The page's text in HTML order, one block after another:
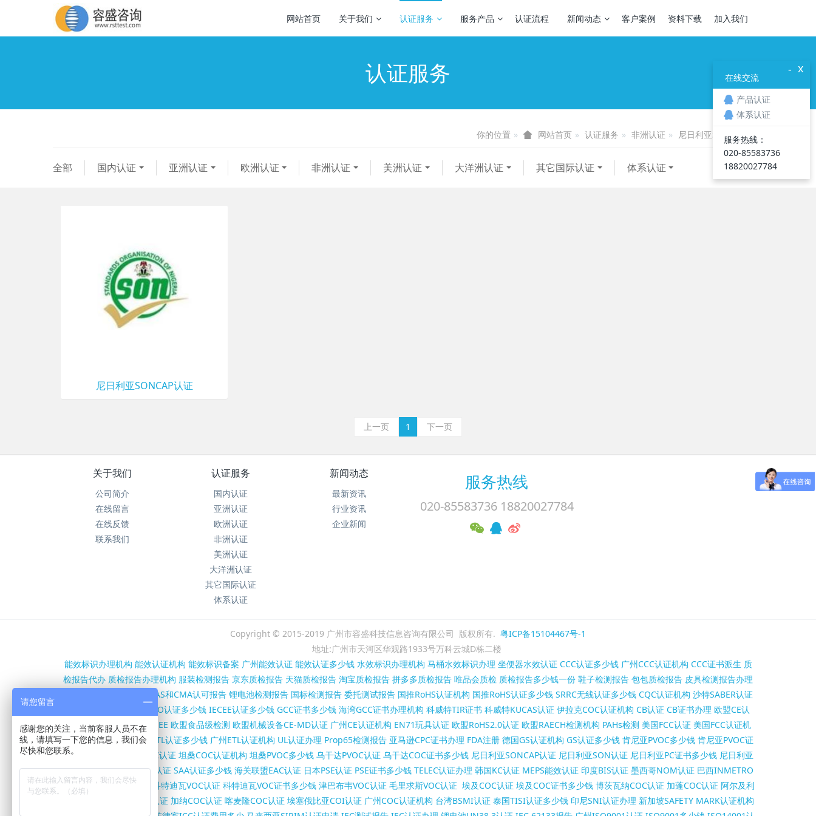
网站首页 关于我们 认证服务 服务产品 认证流程 新闻动态 客户案例 资料下载 加入我们
认证服务
你的位置 网站首页 认证服务 非洲认证 尼日利亚SONCAP认证
全部 国内认证 亚洲认证 欧洲认证 非洲认证 美洲认证 大洋洲认证 其它国际认证 体系认证
尼日利亚SONCAP认证
上一页 1 下一页
关于我们
公司简介
在线留言
在线反馈
联系我们
认证服务
国内认证
亚洲认证
欧洲认证
非洲认证
美洲认证
大洋洲认证
其它国际认证
体系认证
新闻动态
最新资讯
行业资讯
企业新闻
服务热线
020-85583736 18820027784
Copyright © 2015-2019 广州市容盛科技信息咨询有限公司 版权所有. 粤ICP备15104467号-1
地址:广州市天河区华观路1933号万科云城D栋二楼
能效标识办理机构 能效认证机构 能效标识备案 广州能效认证 能效认证多少钱 水效标识办理机构 马桶水效标识办理 坐便器水效认证 CCC认证多少钱 广州CCC认证机构 CCC证书派生 质
检报告代办 质检报告办理机构 服装检测报告 京东质检报告 天猫质检报告 淘宝质检报告 拼多多质检报告 唯品会质检 质检报告多少钱一份 鞋子检测报告 包包质检报告 皮具检测报告办理
CNAS和CMA认可报告 锂电池检测报告 国标检测报告 委托测试报告 国推RoHS认证机构 国推RoHS认证多少钱 SRRC无线认证多少钱 CQC认证机构 沙特SABER认证
SASO认证多少钱 IECEE认证多少钱 GCC证书多少钱 海湾GCC证书办理机构 科威特TIR证书 科威特KUCAS认证 伊拉克COC认证机构 CB认证 CB证书办理 欧盟CE认
证
欧盟RED认证 欧盟WEEE 欧盟食品级检测 欧盟机械设备CE-MD认证 广州CE认证机构 EN71玩具认证 欧盟RoHS2.0认证 欧盟RAECH检测机构 PAHs检测 美国FCC认证 美国FCC认证机
构 FCC证书多少钱 北美ETL认证多少钱 广州ETL认证机构 UL认证办理 Prop65检测报告 亚马逊CPC证书办理 FDA注册 德国GS认证机构 GS认证多少钱 肯尼亚PVOC多少钱 肯尼亚PVOC证
书办理机构
坦桑尼亚COC认证 坦桑COC认证机构 坦桑PVOC多少钱 乌干达PVOC认证 乌干达COC证书多少钱 尼日利亚SONCAP认证 尼日利亚SON认证 尼日利亚PC证书多少钱 尼日利亚
SC证书多少钱 澳洲RCM认证 SAA认证多少钱 海关联盟EAC认证 日本PSE认证 PSE证书多少钱 TELEC认证办理 韩国KC认证 MEPS能效认证 印度BIS认证 墨西哥NOM认证 巴西INMETRO
认证 伊朗VOC/COI认证 科特迪瓦VOC认证 科特迪瓦VOC证书多少钱 津巴布韦VOC认证 毛里求斯VOC认证 埃及COC认证 埃及COC证书多少钱 博茨瓦纳COC认证 加蓬COC认证 阿尔及利
尼日尔COC认证 加纳COC认证 喀麦隆COC认证 埃塞俄比亚COI认证 广州COC认证机构 台湾BSMI认证 泰国TISI认证多少钱 印尼SNI认证办理 新加坡SAFETY MARK认证机构
x
-
在线交流
产品认证
体系认证
服务热线：
020-85583736
18820027784
请您留言
感谢您的关注，当前客服人员不在
线，请填写一下您的信息，我们会
尽快和您联系。